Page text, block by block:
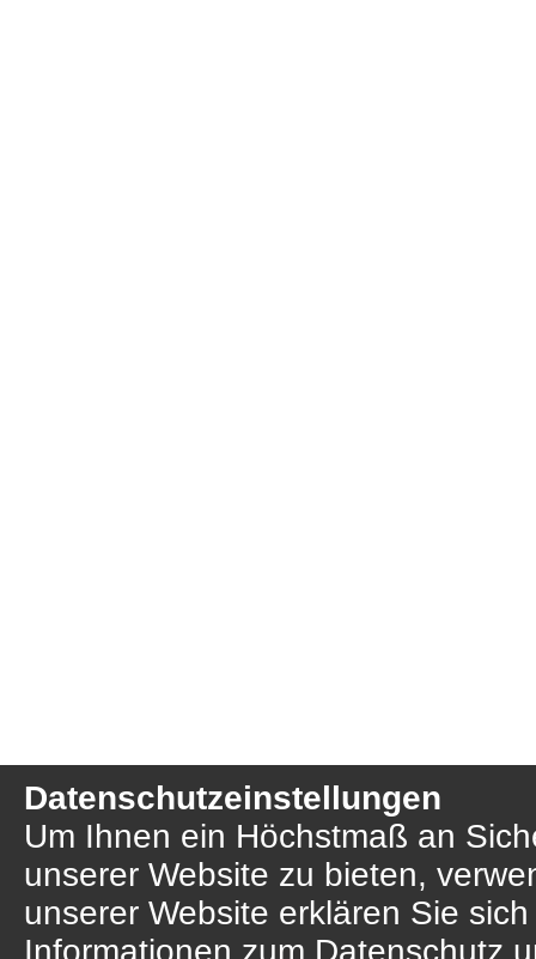
Datenschutzeinstellungen
Um Ihnen ein Höchstmaß an
unserer Website zu bieten,
unserer Website erklären Sie
Informationen zum Datenschutz